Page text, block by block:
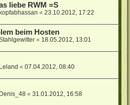
liebe RWM =S
kopfabhassan «23.10.2012, 17:22
beim Hosten
« 18.05.2012, 13:01
Leland «07.04.2012, 08:40
Denis_48 «31.01.2012, 16:58